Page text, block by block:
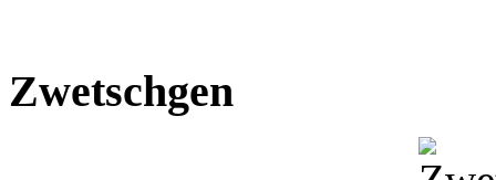
Zwetschgen